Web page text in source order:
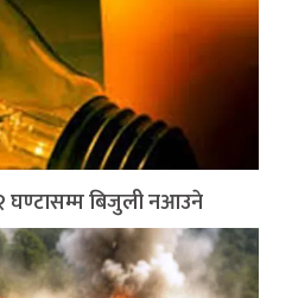
घण्टासम्म बिजुली नआउने